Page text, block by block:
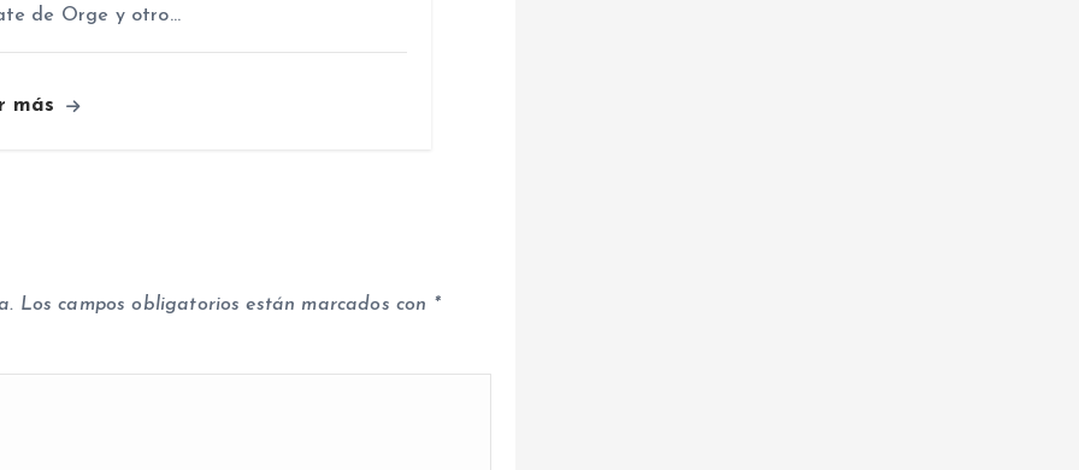
de Orge y otro…
más
Los campos obligatorios están marcados con *